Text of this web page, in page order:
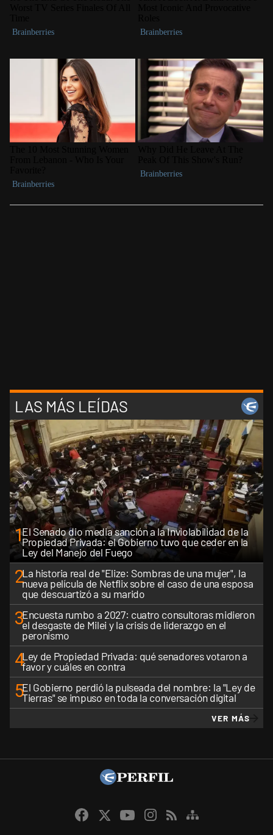
LAS MÁS LEÍDAS
1El Senado dio media sanción a la Inviolabilidad de la
Propiedad Privada: el Gobierno tuvo que ceder en la
Ley del Manejo del Fuego
2La historia real de "Elize: Sombras de una mujer", la
nueva película de Netflix sobre el caso de una esposa
que descuartizó a su marido
3Encuesta rumbo a 2027: cuatro consultoras midieron
el desgaste de Milei y la crisis de liderazgo en el
peronismo
4Ley de Propiedad Privada: qué senadores votaron a
favor y cuáles en contra
5El Gobierno perdió la pulseada del nombre: la "Ley de
Tierras" se impuso en toda la conversación digital
VER MÁS